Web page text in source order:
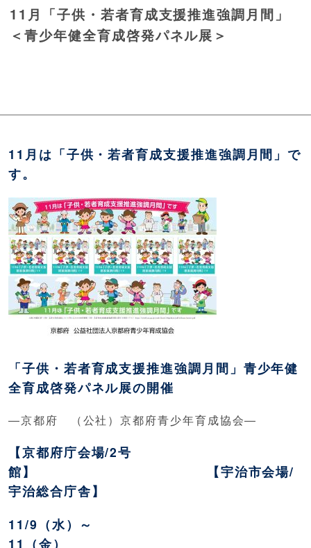
11月「子供・若者育成支援推進強調月間」
＜青少年健全育成啓発パネル展＞
11月は「子供・若者育成支援推進強調月間」で
す。
「子供・若者育成支援推進強調月間」青少年健
全育成啓発パネル展の開催
―京都府 （公社）京都府青少年育成協会―
【京都府庁会場/2号
館】 【宇治市会場/
宇治総合庁舎】
11/9（水）～
11（金）